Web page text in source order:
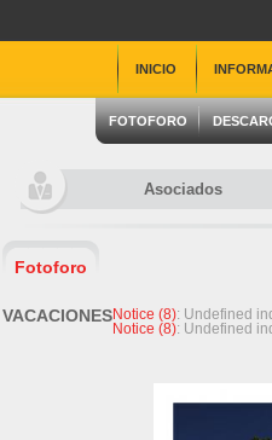
INICIO
FOTOFORO
Asociados
Fotoforo
VACACIONESNotice (8): Undefined
Notice (8): Undefined